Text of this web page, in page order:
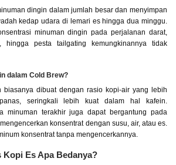
dingin dalam jumlah besar dan menyimpan
kedap udara di lemari es hingga dua minggu.
minuman dingin pada perjalanan darat,
hingga pesta tailgating kemungkinannya tidak
dalam Cold Brew?
biasanya dibuat dengan rasio kopi-air yang lebih
seringkali lebih kuat dalam hal kafein.
minuman terakhir juga dapat bergantung pada
konsentrat dengan susu, air, atau es.
konsentrat tanpa mengencerkannya.
Kopi Es Apa Bedanya?